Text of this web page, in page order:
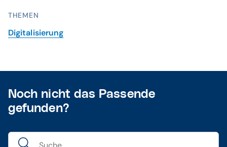
THEMEN
Digitalisierung
Noch nicht das Passende
gefunden?